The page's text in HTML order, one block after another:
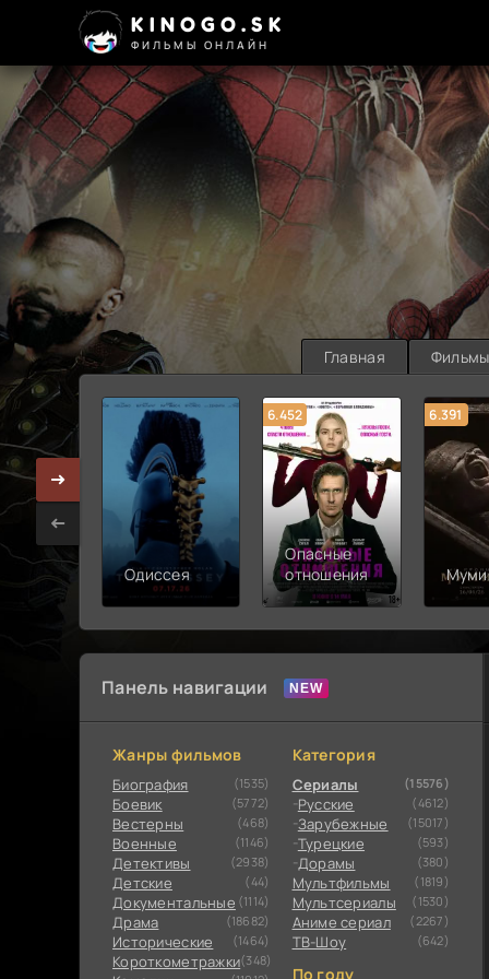
KINOGO.SK
ФИЛЬМЫ ОНЛАЙН
Главная Фильмы
Одиссея
6.452
Опасные
отношения
6.391
Панель навигации
Жанры фильмов
Биография (1535)
Боевик (5772)
Вестерны (468)
Военные (1146)
Детективы (2938)
Детские (44)
Документальные (1114)
Драма (18682)
Исторические (1464)
Короткометражки(348)
Категория
Сериалы (15576)
Русские (4612)
Зарубежные (15017)
Турецкие (593)
Дорамы (380)
Мультфильмы (1819)
Мультсериалы (1530)
Аниме сериал (2267)
ТВ-Шоу (642)
По году